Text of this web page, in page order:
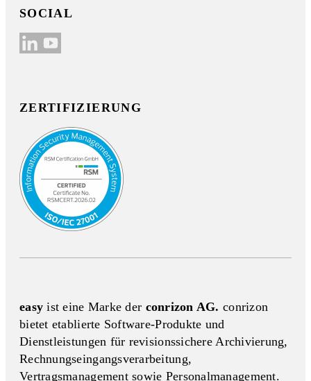
SOCIAL
ZERTIFIZIERUNG
easyist eine Marke der conrizon AG. conrizon
bietet etablierte Software-Produkte und
Dienstleistungen für revisionssichere Archivierung,
Rechnungseingangs­verarbeitung,
Vertragsmanagement sowie Personalmanagement.